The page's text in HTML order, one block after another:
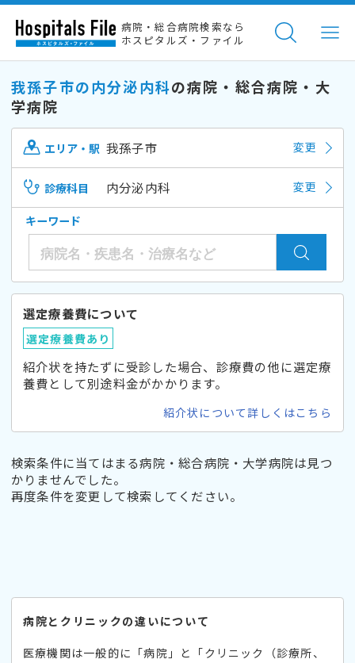
病院・総合病院検索なら
ホスピタルズ・ファイル
我孫子市の内分泌内科の病院・総合病院・大
学病院
エリア・駅 我孫子市 変更
診療科目 内分泌内科 変更
キーワード
選定療養費について
選定療養費あり
紹介状を持たずに受診した場合、診療費の他に選定療
養費として別途料金がかかります。
紹介状について詳しくはこちら
検索条件に当てはまる病院・総合病院・大学病院は見つ
かりませんでした。
再度条件を変更して検索してください。
病院とクリニックの違いについて
医療機関は一般的に「病院」と「クリニック（診療所、